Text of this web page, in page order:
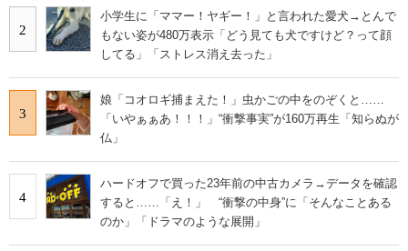
2
小学生に「ママー！ヤギー！」と言われた愛犬→とんで
もない姿が480万表示「どう見ても犬ですけど？って顔
してる」「ストレス消え去った」
3
娘「コオロギ捕まえた！」虫かごの中をのぞくと……
「いやぁぁあ！！！」“衝撃事実”が160万再生「知らぬが
仏」
4
ハードオフで買った23年前の中古カメラ→データを確認
すると……「え！」 “衝撃の中身”に「そんなことある
のか」「ドラマのような展開」